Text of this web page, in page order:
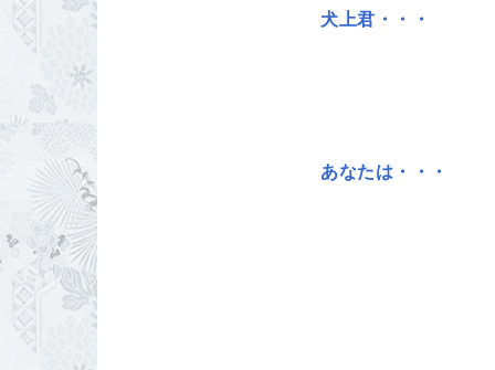
犬上君・・・
あなたは・・・